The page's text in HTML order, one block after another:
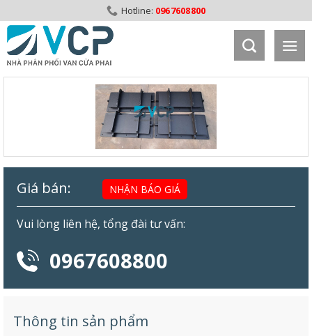
to
content
0967608800
Giá bán: NHẬN BÁO GIÁ
Vui lòng liên hệ, tổng đài tư vấn:
0967608800
Thông tin sản phẩm